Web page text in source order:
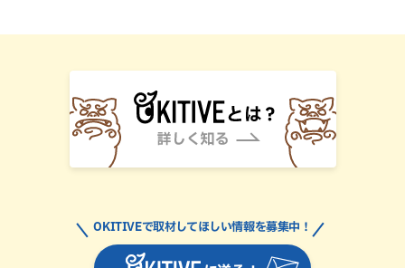
OKITIVEで取材してほしい情報を募集中！